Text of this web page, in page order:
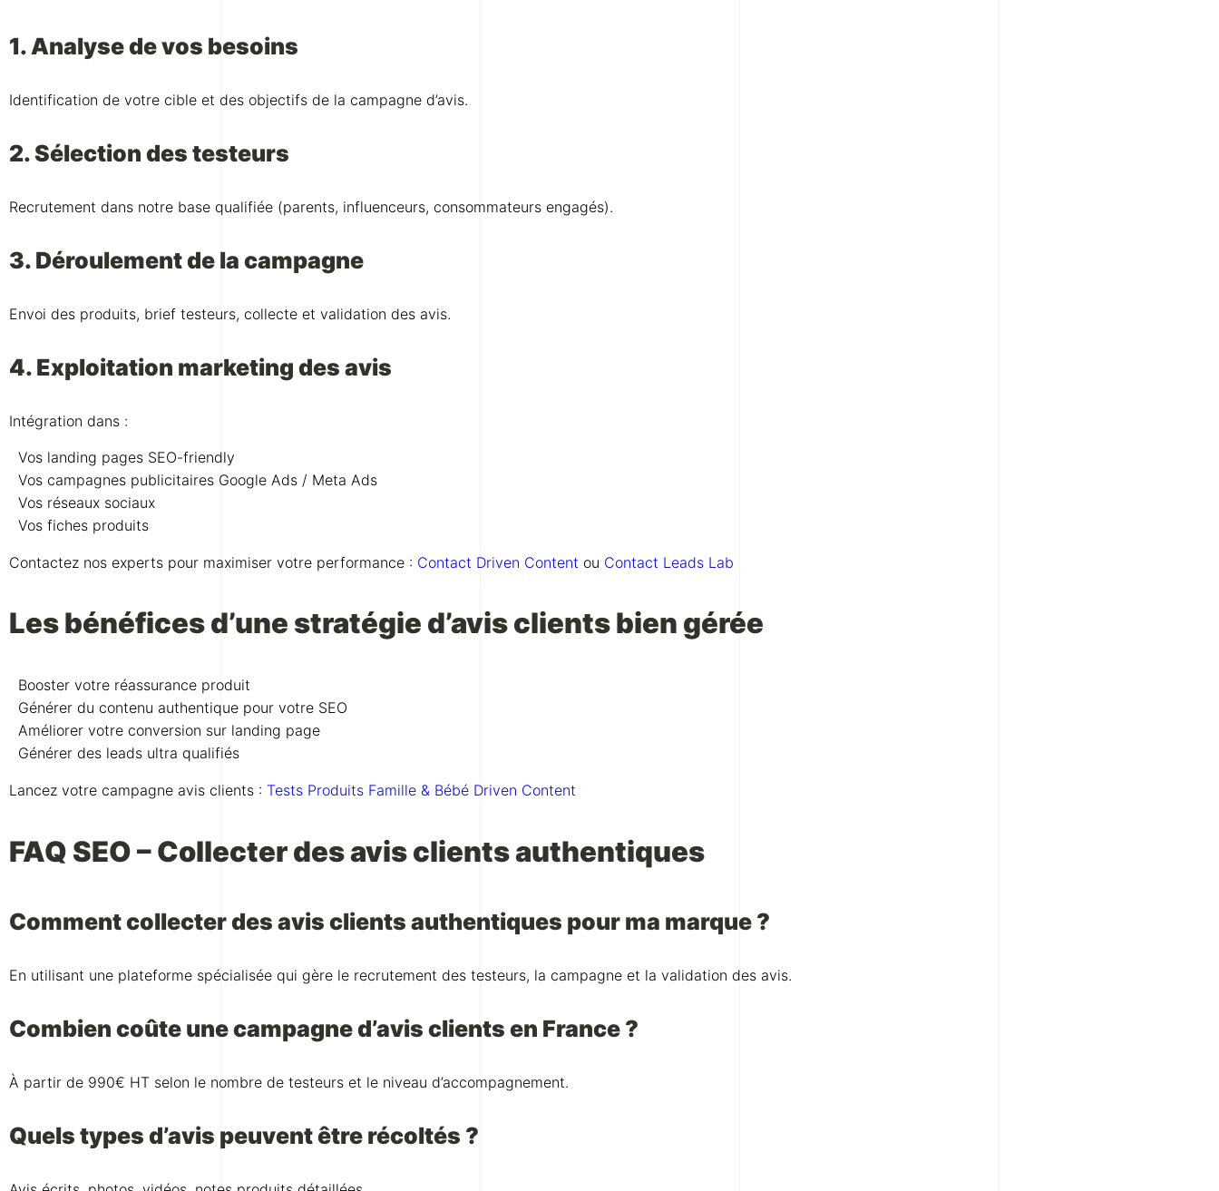
1. Analyse de vos besoins
Identification de votre cible et des objectifs de la campagne d’avis.
2. Sélection des testeurs
Recrutement dans notre base qualifiée (parents, influenceurs, consommateurs engagés).
3. Déroulement de la campagne
Envoi des produits, brief testeurs, collecte et validation des avis.
4. Exploitation marketing des avis
Intégration dans :
Vos landing pages SEO-friendly
Vos campagnes publicitaires Google Ads / Meta Ads
Vos réseaux sociaux
Vos fiches produits
Contactez nos experts pour maximiser votre performance : Contact Driven Content ou Contact Leads Lab
Les bénéfices d’une stratégie d’avis clients bien gérée
Booster votre réassurance produit
Générer du contenu authentique pour votre SEO
Améliorer votre conversion sur landing page
Générer des leads ultra qualifiés
Lancez votre campagne avis clients : Tests Produits Famille & Bébé Driven Content
FAQ SEO – Collecter des avis clients authentiques
Comment collecter des avis clients authentiques pour ma marque ?
En utilisant une plateforme spécialisée qui gère le recrutement des testeurs, la campagne et la validation des avis.
Combien coûte une campagne d’avis clients en France ?
À partir de 990€ HT selon le nombre de testeurs et le niveau d’accompagnement.
Quels types d’avis peuvent être récoltés ?